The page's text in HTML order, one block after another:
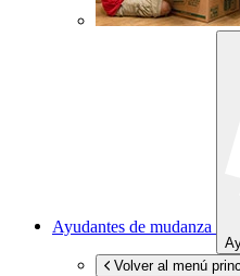
Ayudantes de mudanza
Volver al menú